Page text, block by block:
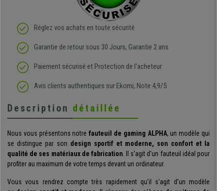
Réglez vos achats en toute sécurité
Garantie de retour sous 30 Jours, Garantie 2 ans
Paiement sécurisé et Protection de l'acheteur
Avis clients authentiques sur Ekomi, Note 4,9/5
Description détaillée
Nous vous présentons notrefauteuil de gaming ALPHA, un modèle qui
se distingue par son design sportif et moderne, son confort et la
qualité de ses matériaux de fabrication. Il s’agit d'un fauteuil idéal pour
profiter au maximum de votre temps devant un ordinateur.
Vous vous rendrez compte très rapidement qu'il s'agit d'un modèle